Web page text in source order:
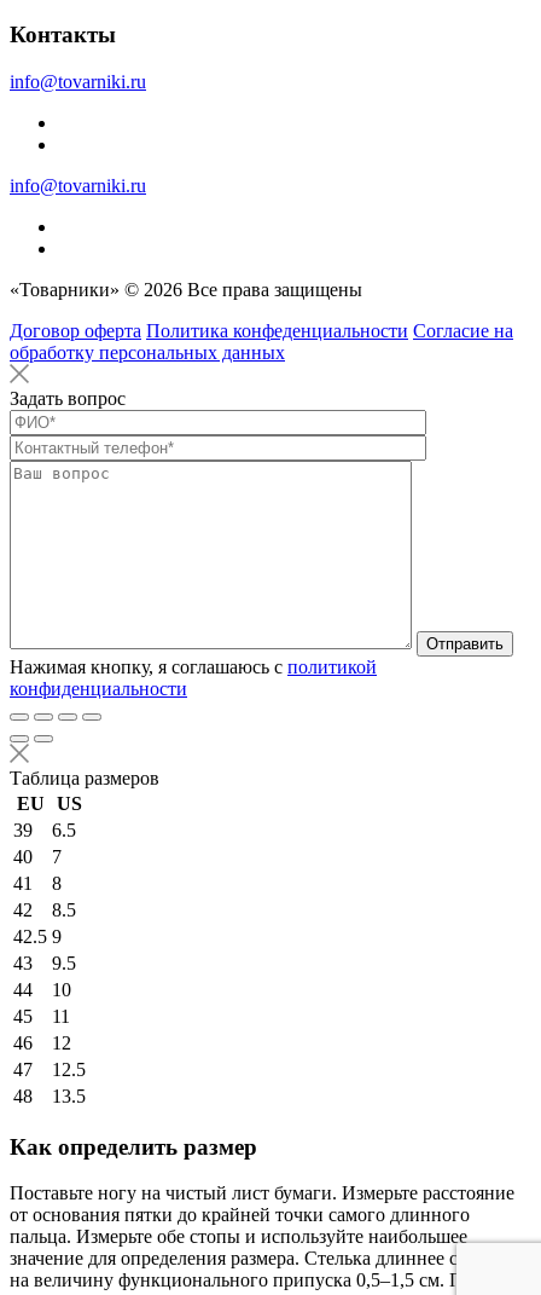
Контакты
info@tovarniki.ru
info@tovarniki.ru
«Товарники» © 2026 Все права защищены
Договор оферта Политика конфеденциальности Согласие на
обработку персональных данных
Задать вопрос
Нажимая кнопку, я соглашаюсь с политикой
конфиденциальности
Таблица размеров
EU
US
39
6.5
40
7
41
8
42
8.5
42.5 9
43
9.5
44
10
45
11
46
12
47
12.5
48
13.5
Как определить размер
Поставьте ногу на чистый лист бумаги. Измерьте расстояние
от основания пятки до крайней точки самого длинного
пальца. Измерьте обе стопы и используйте наибольшее
значение для определения размера. Стелька длиннее стопы
на величину функционального припуска 0,5–1,5 см. При